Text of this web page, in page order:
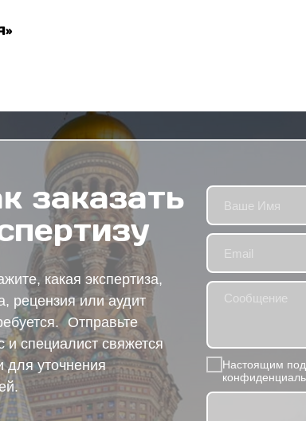
Настоящим
какая экспертиза,
рецензия или аудит
Отправьте
и специалист свяжется
для уточнения
заказать